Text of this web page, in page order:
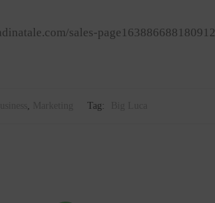
sales-page163886688180912
Tag: